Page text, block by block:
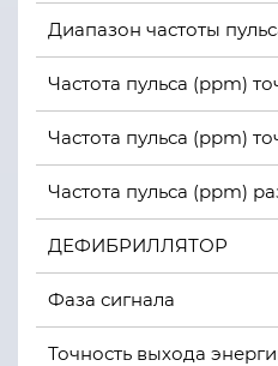
Диапазон частоты
Частота пульса (ppm)
Частота пульса (ppm)
Частота пульса (ppm)
ДЕФИБРИЛЛЯТОР
Фаза сигнала
Точность выхода